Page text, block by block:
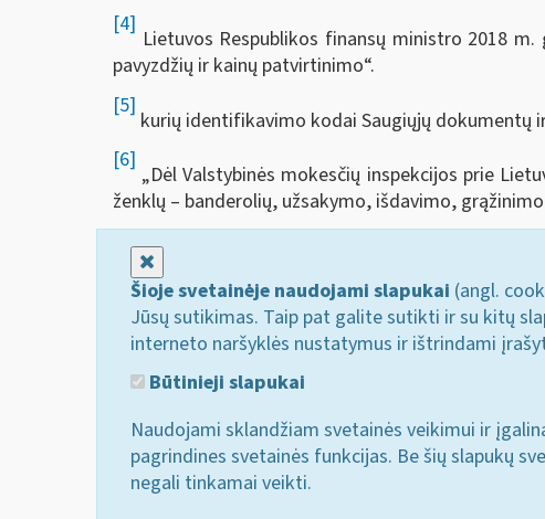
[4]
Lietuvos Respublikos finansų ministro 2018
pavyzdžių ir kainų patvirtinimo“.
[5]
kurių identifikavimo kodai Saugiųjų dokumentų
[6]
„Dėl Valstybinės mokesčių inspekcijos prie
ženklų – banderolių, užsakymo, išdavimo,
Šioje svetainėje naudojami slapukai (angl.
Jūsų sutikimas. Taip pat galite sutikti ir su kitų
interneto naršyklės nustatymus ir ištrindami
Būtinieji slapukai
Naudojami sklandžiam svetainės veikimui ir
pagrindines svetainės funkcijas. Be šių slapukų
negali tinkamai veikti.